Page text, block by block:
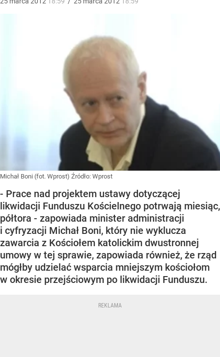
Michał Boni (fot. Wprost) Źródło: Wprost
- Prace nad projektem ustawy dotyczącej
likwidacji Funduszu Kościelnego potrwają miesiąc,
półtora - zapowiada minister administracji
i cyfryzacji Michał Boni, który nie wyklucza
zawarcia z Kościołem katolickim dwustronnej
umowy w tej sprawie, zapowiada również, że rząd
mógłby udzielać wsparcia mniejszym kościołom
w okresie przejściowym po likwidacji Funduszu.